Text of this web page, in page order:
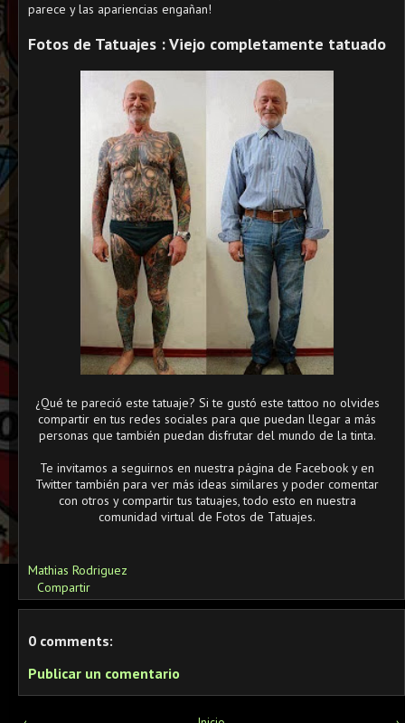
parece y las apariencias engañan!
Fotos de Tatuajes : Viejo completamente tatuado
¿Qué te pareció este tatuaje? Si te gustó este tattoo no olvides
compartir en tus redes sociales para que puedan llegar a más
personas que también puedan disfrutar del mundo de la tinta.
Te invitamos a seguirnos en nuestra página de Facebook y en
Twitter también para ver más ideas similares y poder comentar
con otros y compartir tus tatuajes, todo esto en nuestra
comunidad virtual de Fotos de Tatuajes.
Mathias Rodriguez
Compartir
0 comments:
Publicar un comentario